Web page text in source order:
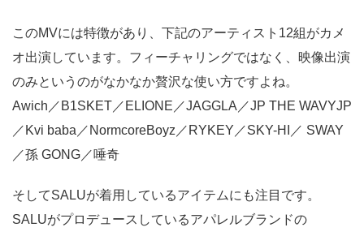
このMVには特徴があり、下記のアーティスト12組がカメ
オ出演しています。フィーチャリングではなく、映像出演
のみというのがなかなか贅沢な使い方ですよね。
Awich／B1SKET／ELIONE／JAGGLA／JP THE WAVYJP
／Kvi baba／NormcoreBoyz／RYKEY／SKY-HI／ SWAY
／孫 GONG／唾奇
そしてSALUが着用しているアイテムにも注目です。
SALUがプロデュースしているアパレルブランドの